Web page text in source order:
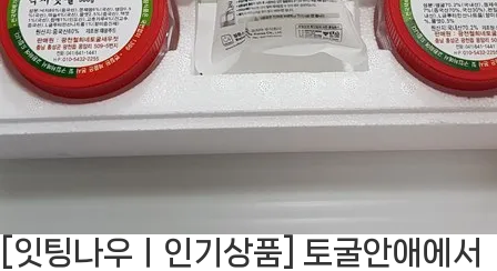
[잇팅나우ㅣ인기상품] 토굴안애에서